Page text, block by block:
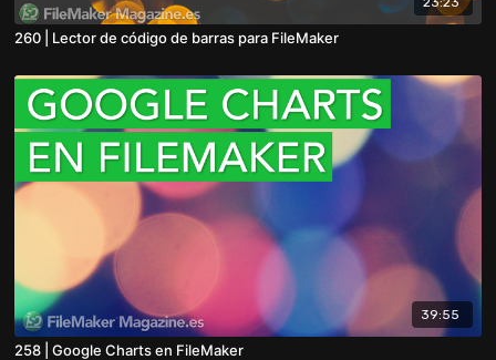
260 | Lector de código de barras para FileMaker
39:55
258 | Google Charts en FileMaker